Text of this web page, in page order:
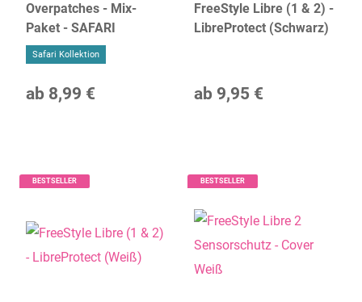
Overpatches - Mix-
Paket - SAFARI
Safari Kollektion
ab 8,99 €
FreeStyle Libre (1 & 2) -
LibreProtect (Schwarz)
ab 9,95 €
BESTSELLER BESTSELLER